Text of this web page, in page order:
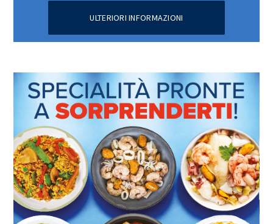
ULTERIORI INFORMAZIONI